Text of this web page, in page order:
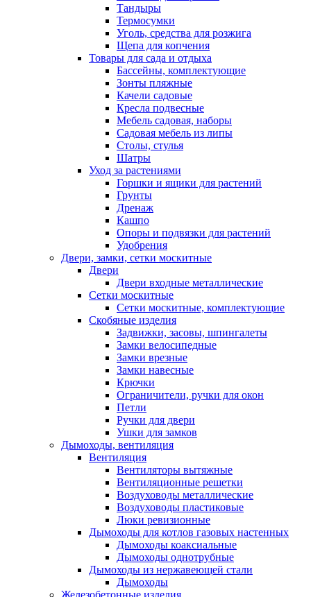
Тандыры
Термосумки
Уголь, средства для розжига
Щепа для копчения
Товары для сада и отдыха
Бассейны, комплектующие
Зонты пляжные
Качели садовые
Кресла подвесные
Мебель садовая, наборы
Садовая мебель из липы
Столы, стулья
Шатры
Уход за растениями
Горшки и ящики для растений
Грунты
Дренаж
Кашпо
Опоры и подвязки для растений
Удобрения
Двери, замки, сетки москитные
Двери
Двери входные металлические
Сетки москитные
Сетки москитные, комплектующие
Скобяные изделия
Задвижки, засовы, шпингалеты
Замки велосипедные
Замки врезные
Замки навесные
Крючки
Ограничители, ручки для окон
Петли
Ручки для двери
Ушки для замков
Дымоходы, вентиляция
Вентиляция
Вентиляторы вытяжные
Вентиляционные решетки
Воздуховоды металлические
Воздуховоды пластиковые
Люки ревизионные
Дымоходы для котлов газовых настенных
Дымоходы коаксиальные
Дымоходы однотрубные
Дымоходы из нержавеющей стали
Дымоходы
Железобетонные изделия